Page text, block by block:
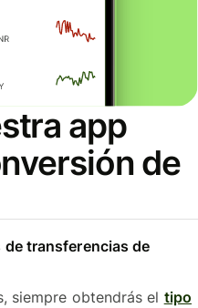
app
de
transferencias de
siempre obtendrás el tipo